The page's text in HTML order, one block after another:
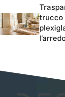
trucco